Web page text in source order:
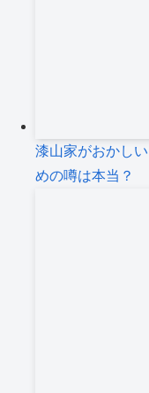
漆山家がおかし
めの噂は本当？